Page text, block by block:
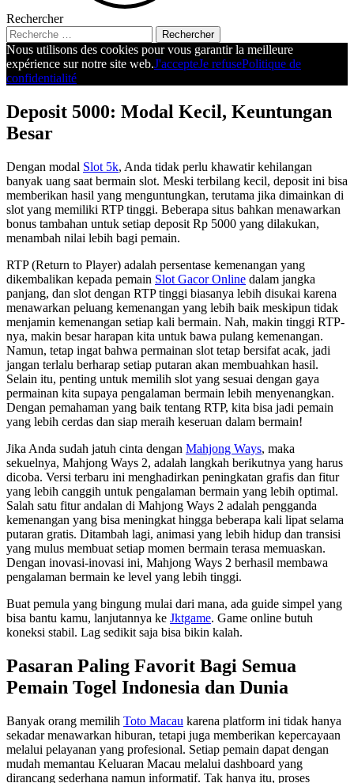
Rechercher
Nous utilisons des cookies pour vous garantir la meilleure
expérience sur notre site web.J'accepteJe refusePolitique de
confidentialité
Deposit 5000: Modal Kecil, Keuntungan
Besar
Dengan modal Slot 5k, Anda tidak perlu khawatir kehilangan
banyak uang saat bermain slot. Meski terbilang kecil, deposit ini bisa
memberikan hasil yang menguntungkan, terutama jika dimainkan di
slot yang memiliki RTP tinggi. Beberapa situs bahkan menawarkan
bonus tambahan untuk setiap deposit Rp 5000 yang dilakukan,
menambah nilai lebih bagi pemain.
RTP (Return to Player) adalah persentase kemenangan yang
dikembalikan kepada pemain Slot Gacor Online dalam jangka
panjang, dan slot dengan RTP tinggi biasanya lebih disukai karena
menawarkan peluang kemenangan yang lebih baik meskipun tidak
menjamin kemenangan setiap kali bermain. Nah, makin tinggi RTP-
nya, makin besar harapan kita untuk bawa pulang kemenangan.
Namun, tetap ingat bahwa permainan slot tetap bersifat acak, jadi
jangan terlalu berharap setiap putaran akan membuahkan hasil.
Selain itu, penting untuk memilih slot yang sesuai dengan gaya
permainan kita supaya pengalaman bermain lebih menyenangkan.
Dengan pemahaman yang baik tentang RTP, kita bisa jadi pemain
yang lebih cerdas dan siap meraih keseruan dalam bermain!
Jika Anda sudah jatuh cinta dengan Mahjong Ways, maka
sekuelnya, Mahjong Ways 2, adalah langkah berikutnya yang harus
dicoba. Versi terbaru ini menghadirkan peningkatan grafis dan fitur
yang lebih canggih untuk pengalaman bermain yang lebih optimal.
Salah satu fitur andalan di Mahjong Ways 2 adalah pengganda
kemenangan yang bisa meningkat hingga beberapa kali lipat selama
putaran gratis. Ditambah lagi, animasi yang lebih hidup dan transisi
yang mulus membuat setiap momen bermain terasa memuaskan.
Dengan inovasi-inovasi ini, Mahjong Ways 2 berhasil membawa
pengalaman bermain ke level yang lebih tinggi.
Buat pemula yang bingung mulai dari mana, ada guide simpel yang
bisa bantu kamu, lanjutannya ke Jktgame. Game online butuh
koneksi stabil. Lag sedikit saja bisa bikin kalah.
Pasaran Paling Favorit Bagi Semua
Pemain Togel Indonesia dan Dunia
Banyak orang memilih Toto Macau karena platform ini tidak hanya
sekadar menawarkan hiburan, tetapi juga memberikan kepercayaan
melalui pelayanan yang profesional. Setiap pemain dapat dengan
mudah memantau Keluaran Macau melalui dashboard yang
dirancang sederhana namun informatif. Tak hanya itu, proses